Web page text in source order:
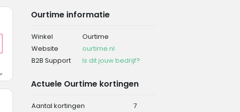
Ourtime informatie
Winkel
Ourtime
Website
ourtime.nl
B2B Support
Is dit jouw bedrijf?
Actuele Ourtime kortingen
Aantal kortingen
7